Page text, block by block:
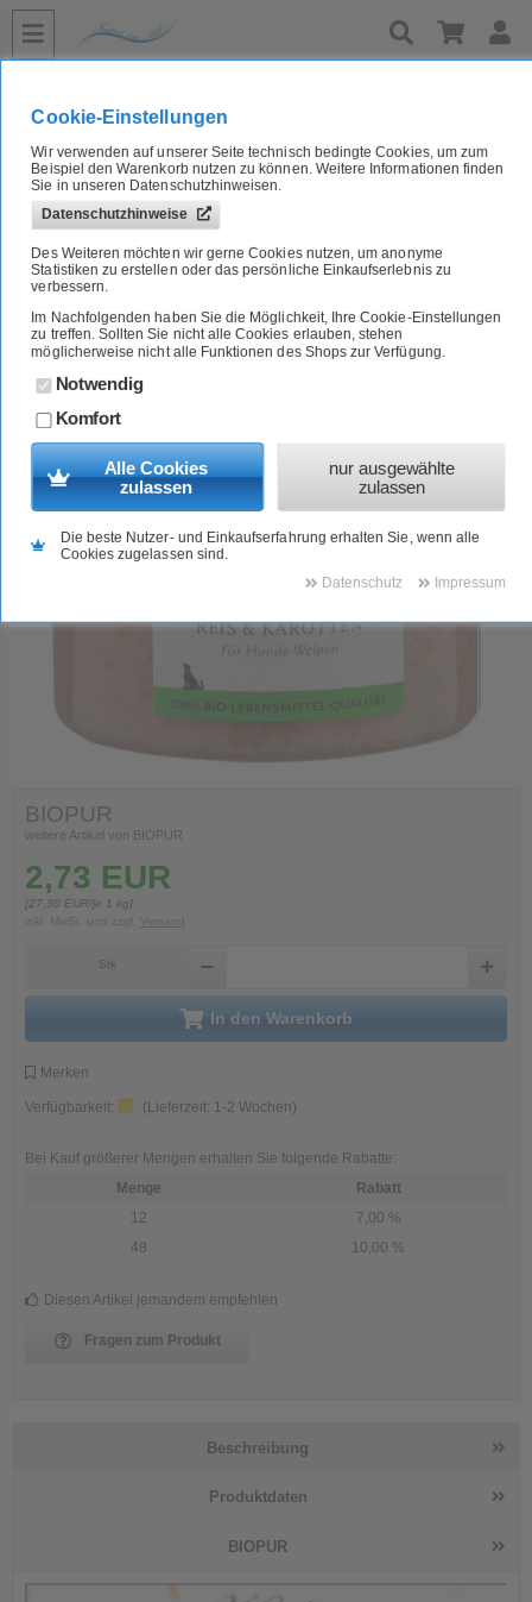
Bio Hundefutter Welpe Huhn, Reis, Karotten im GLAS! 100g BIOPUR
Bio Hundefutter Welpe Huhn, Reis, Karotten im GLAS! 100g
BIOPUR
BIOPUR
weitere Artikel von BIOPUR
2,73 EUR
[27,30 EUR/je 1 kg]
inkl. MwSt.
Stk
in den Warenkorb
Merken
Verfügbarkeit: (Lieferzeit: 1-2 Wochen)
Bei Kauf größerer Mengen erhalten Sie folgende Rabatte:
Menge
Rabatt
12
7,00 %
48
10,00 %
Diesen Artikel jemandem empfehlen
Fragen zum Produkt
Beschreibung
Produktdaten
BIOPUR
Cookie-Einstellungen
Wir verwenden auf unserer Seite technisch bedingte Cookies, um zum
Beispiel den Warenkorb nutzen zu können. Weitere Informationen finden
Sie in unseren Datenschutzhinweisen.
Datenschutzhinweise
Des Weiteren möchten wir gerne Cookies nutzen, um anonyme
Statistiken zu erstellen oder das persönliche Einkaufserlebnis zu
verbessern.
Im Nachfolgenden haben Sie die Möglichkeit, Ihre Cookie-Einstellungen
zu treffen. Sollten Sie nicht alle Cookies erlauben, stehen
möglicherweise nicht alle Funktionen des Shops zur Verfügung.
Notwendig
Komfort
Alle Cookies
zulassen
nur ausgewählte
zulassen
Die beste Nutzer- und Einkaufserfahrung erhalten Sie, wenn alle
Cookies zugelassen sind.
Datenschutz Impressum